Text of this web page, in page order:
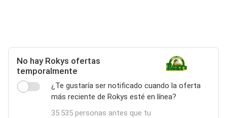
No hay Rokys ofertas
temporalmente
¿Te gustaría ser notificado cuando la oferta
más reciente de Rokys esté en línea?
35.535 personas antes que tu